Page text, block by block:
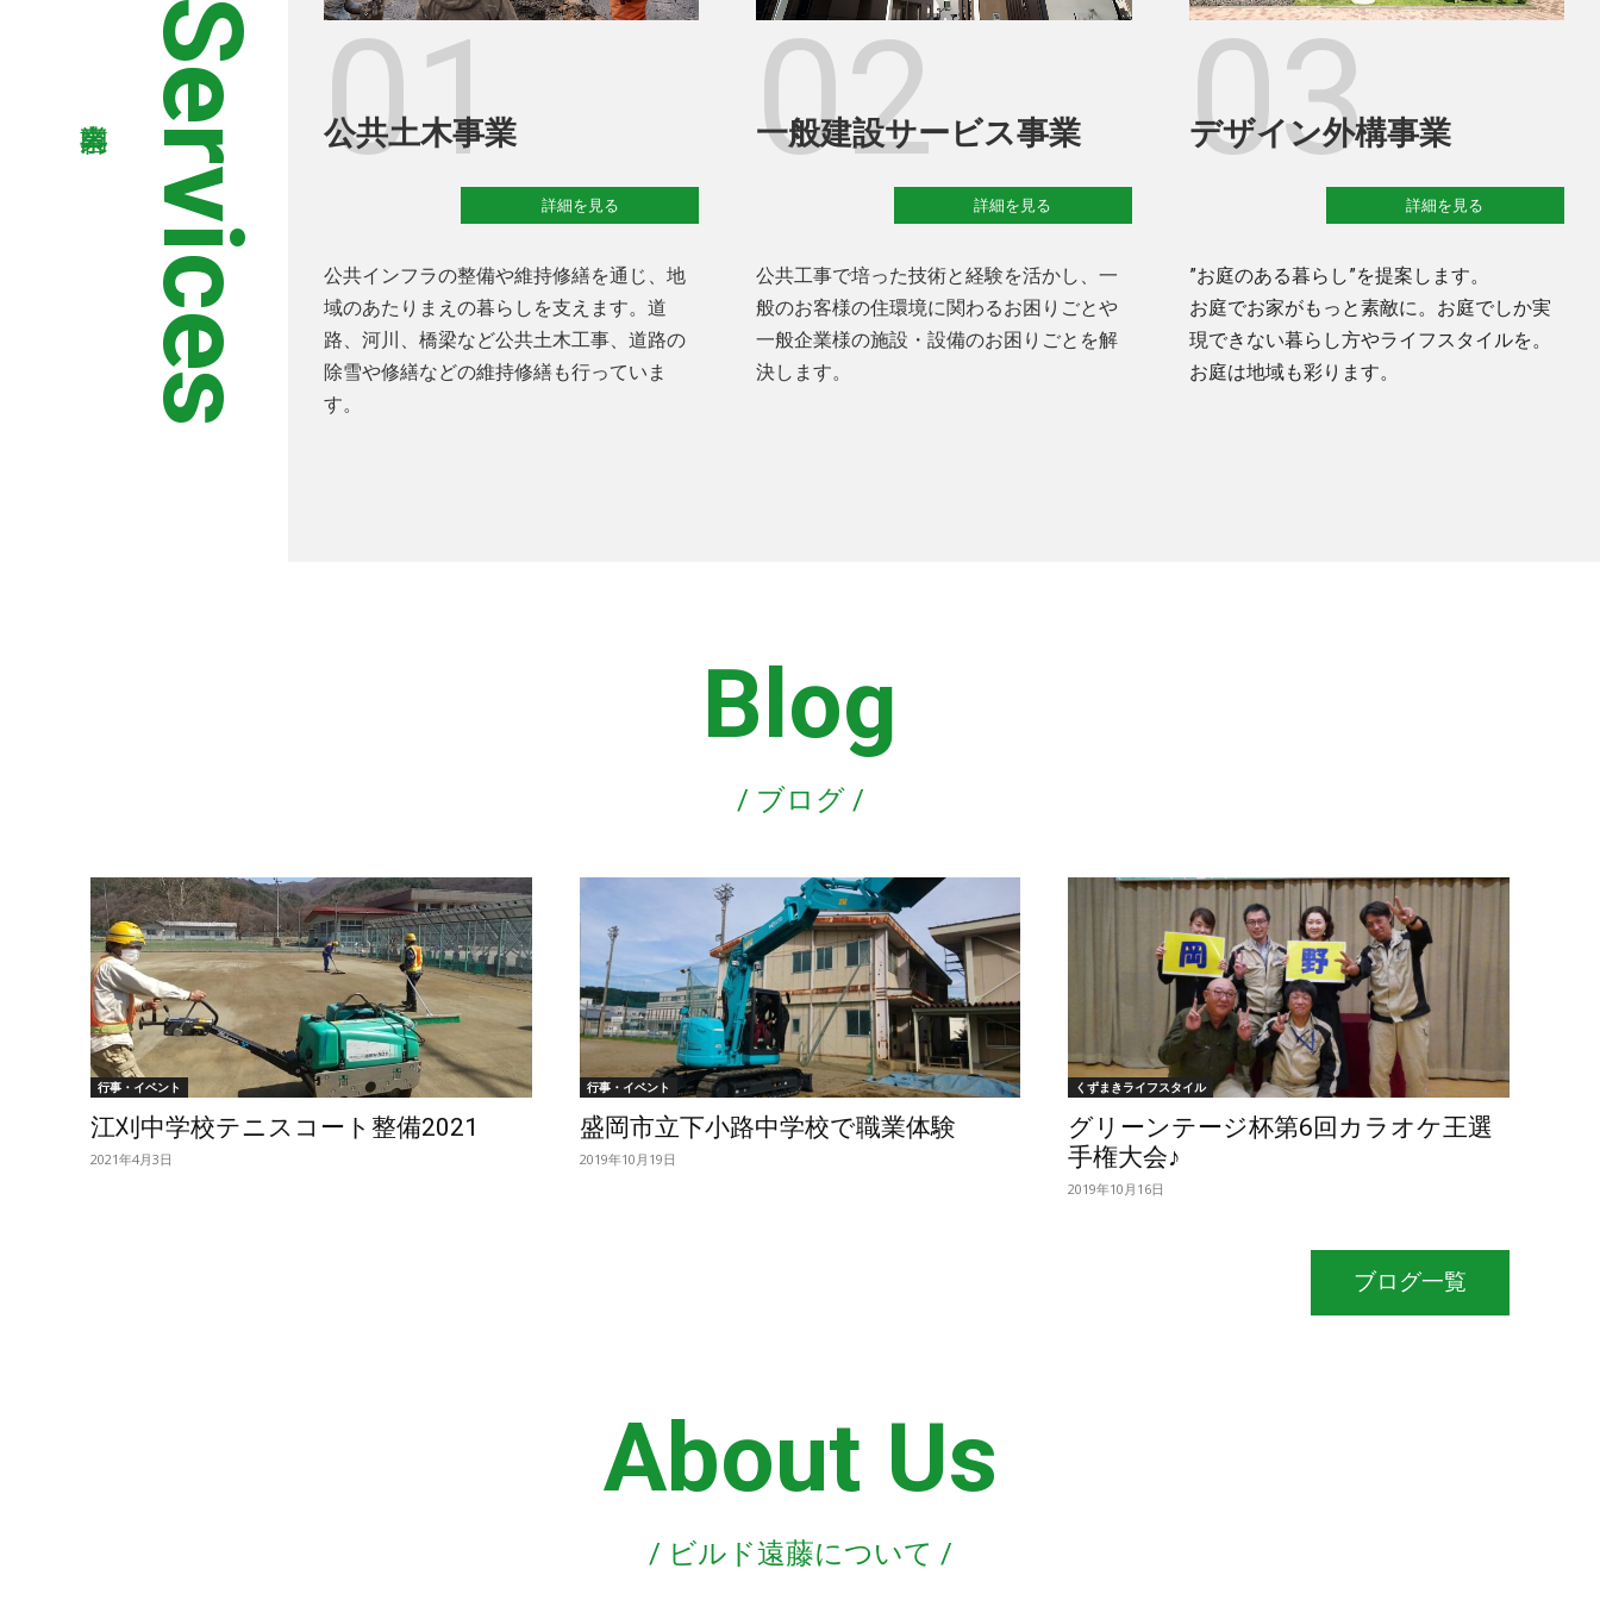
01
公共土木事業
詳細を見る
公共インフラの整備や維持修繕を通じ、地
域のあたりまえの暮らしを支えます。道
路、河川、橋梁など公共土木工事、道路の
除雪や修繕などの維持修繕も行っていま
す。
02
一般建設サービス事業
詳細を見る
公共工事で培った技術と経験を活かし、一
般のお客様の住環境に関わるお困りごとや
一般企業様の施設・設備のお困りごとを解
決します。
03
デザイン外構事業
詳細を見る
”お庭のある暮らし”を提案します。
お庭でお家がもっと素敵に。お庭でしか実
現できない暮らし方やライフスタイルを。
お庭は地域も彩ります。
Blog
/ ブログ /
行事・イベント
江刈中学校テニスコート整備2021
2021年4月3日
行事・イベント
盛岡市立下小路中学校で職業体験
2019年10月19日
くずまきライフスタイル
グリーンテージ杯第6回カラオケ王選
手権大会♪
2019年10月16日
ブログ一覧
About Us
/ ビルド遠藤について /